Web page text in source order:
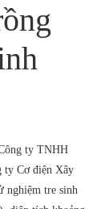
ty TNHH
ty Cơ điện Xây
nghiệm tre sinh